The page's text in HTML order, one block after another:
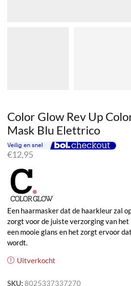
Color Glow Rev Up
Mask Blu Elettrico
€12,95
Een haarmasker dat de haarkleur zal
zorgt voor de juiste verzorging van het
een mooie glans en het zorgt ervoor
wordt.
Uitverkocht
SKU: 8025337337270